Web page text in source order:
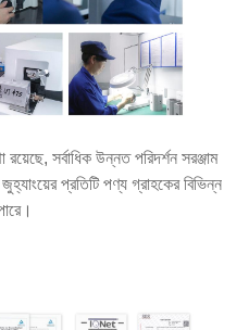
সর্বাধিক উন্নত পরিদর্শন সরঞ্জাম
প্রতিটি পণ্য গ্রাহকের বিভিন্ন